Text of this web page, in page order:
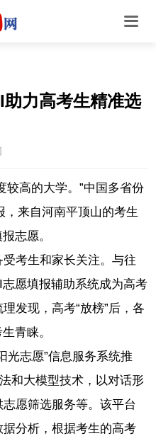
助力高考生精准选
较高的大学。”中国多省份
，来自河南平顶山的考生
志愿。
考生和家长关注。与往
愿填报辅助系统成为高考
发现，高考“放榜”后，各
青睐。
光志愿”信息服务系统推
和大模型技术，以对话形
愿筛选服务等。该平台
分析，根据考生的高考